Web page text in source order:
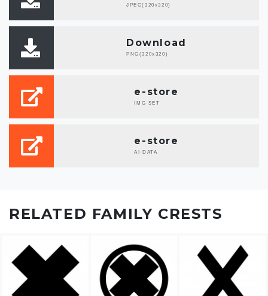
JPEG(320x320)
Download
PNG(320x320)
e-store
IMG SET
e-store
AI DATA
RELATED FAMILY CRESTS